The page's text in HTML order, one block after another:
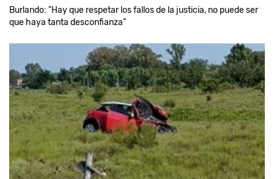
Burlando: "Hay que respetar los fallos de la justicia, no puede ser
que haya tanta desconfianza"